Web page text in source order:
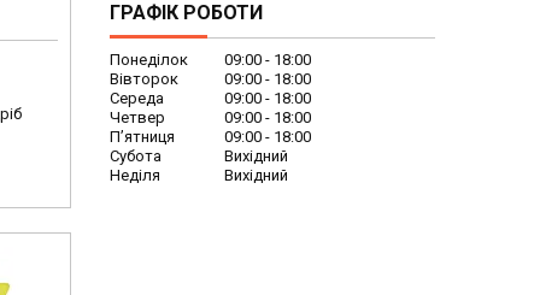
ГРАФІК РОБОТИ
Понеділок 09:00
18:00
Вівторок
09:00
18:00
Середа
09:00
18:00
Четвер
09:00
18:00
Пʼятниця
09:00
18:00
Субота
Вихідний
Неділя
Вихідний